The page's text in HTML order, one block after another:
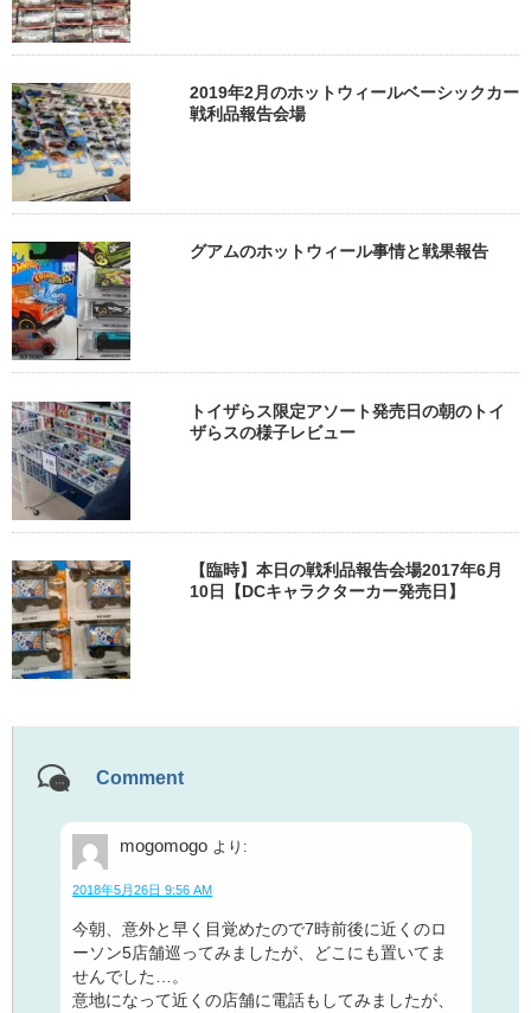
2019年2月のホットウィールベーシックカー
戦利品報告会場
グアムのホットウィール事情と戦果報告
トイザらス限定アソート発売日の朝のトイ
ザらスの様子レビュー
【臨時】本日の戦利品報告会場2017年6月
10日【DCキャラクターカー発売日】
Comment
mogomogo より:
2018年5月26日 9:56 AM
今朝、意外と早く目覚めたので7時前後に近くのロ
ーソン5店舗巡ってみましたが、どこにも置いてま
せんでした…。
意地になって近くの店舗に電話もしてみましたが、